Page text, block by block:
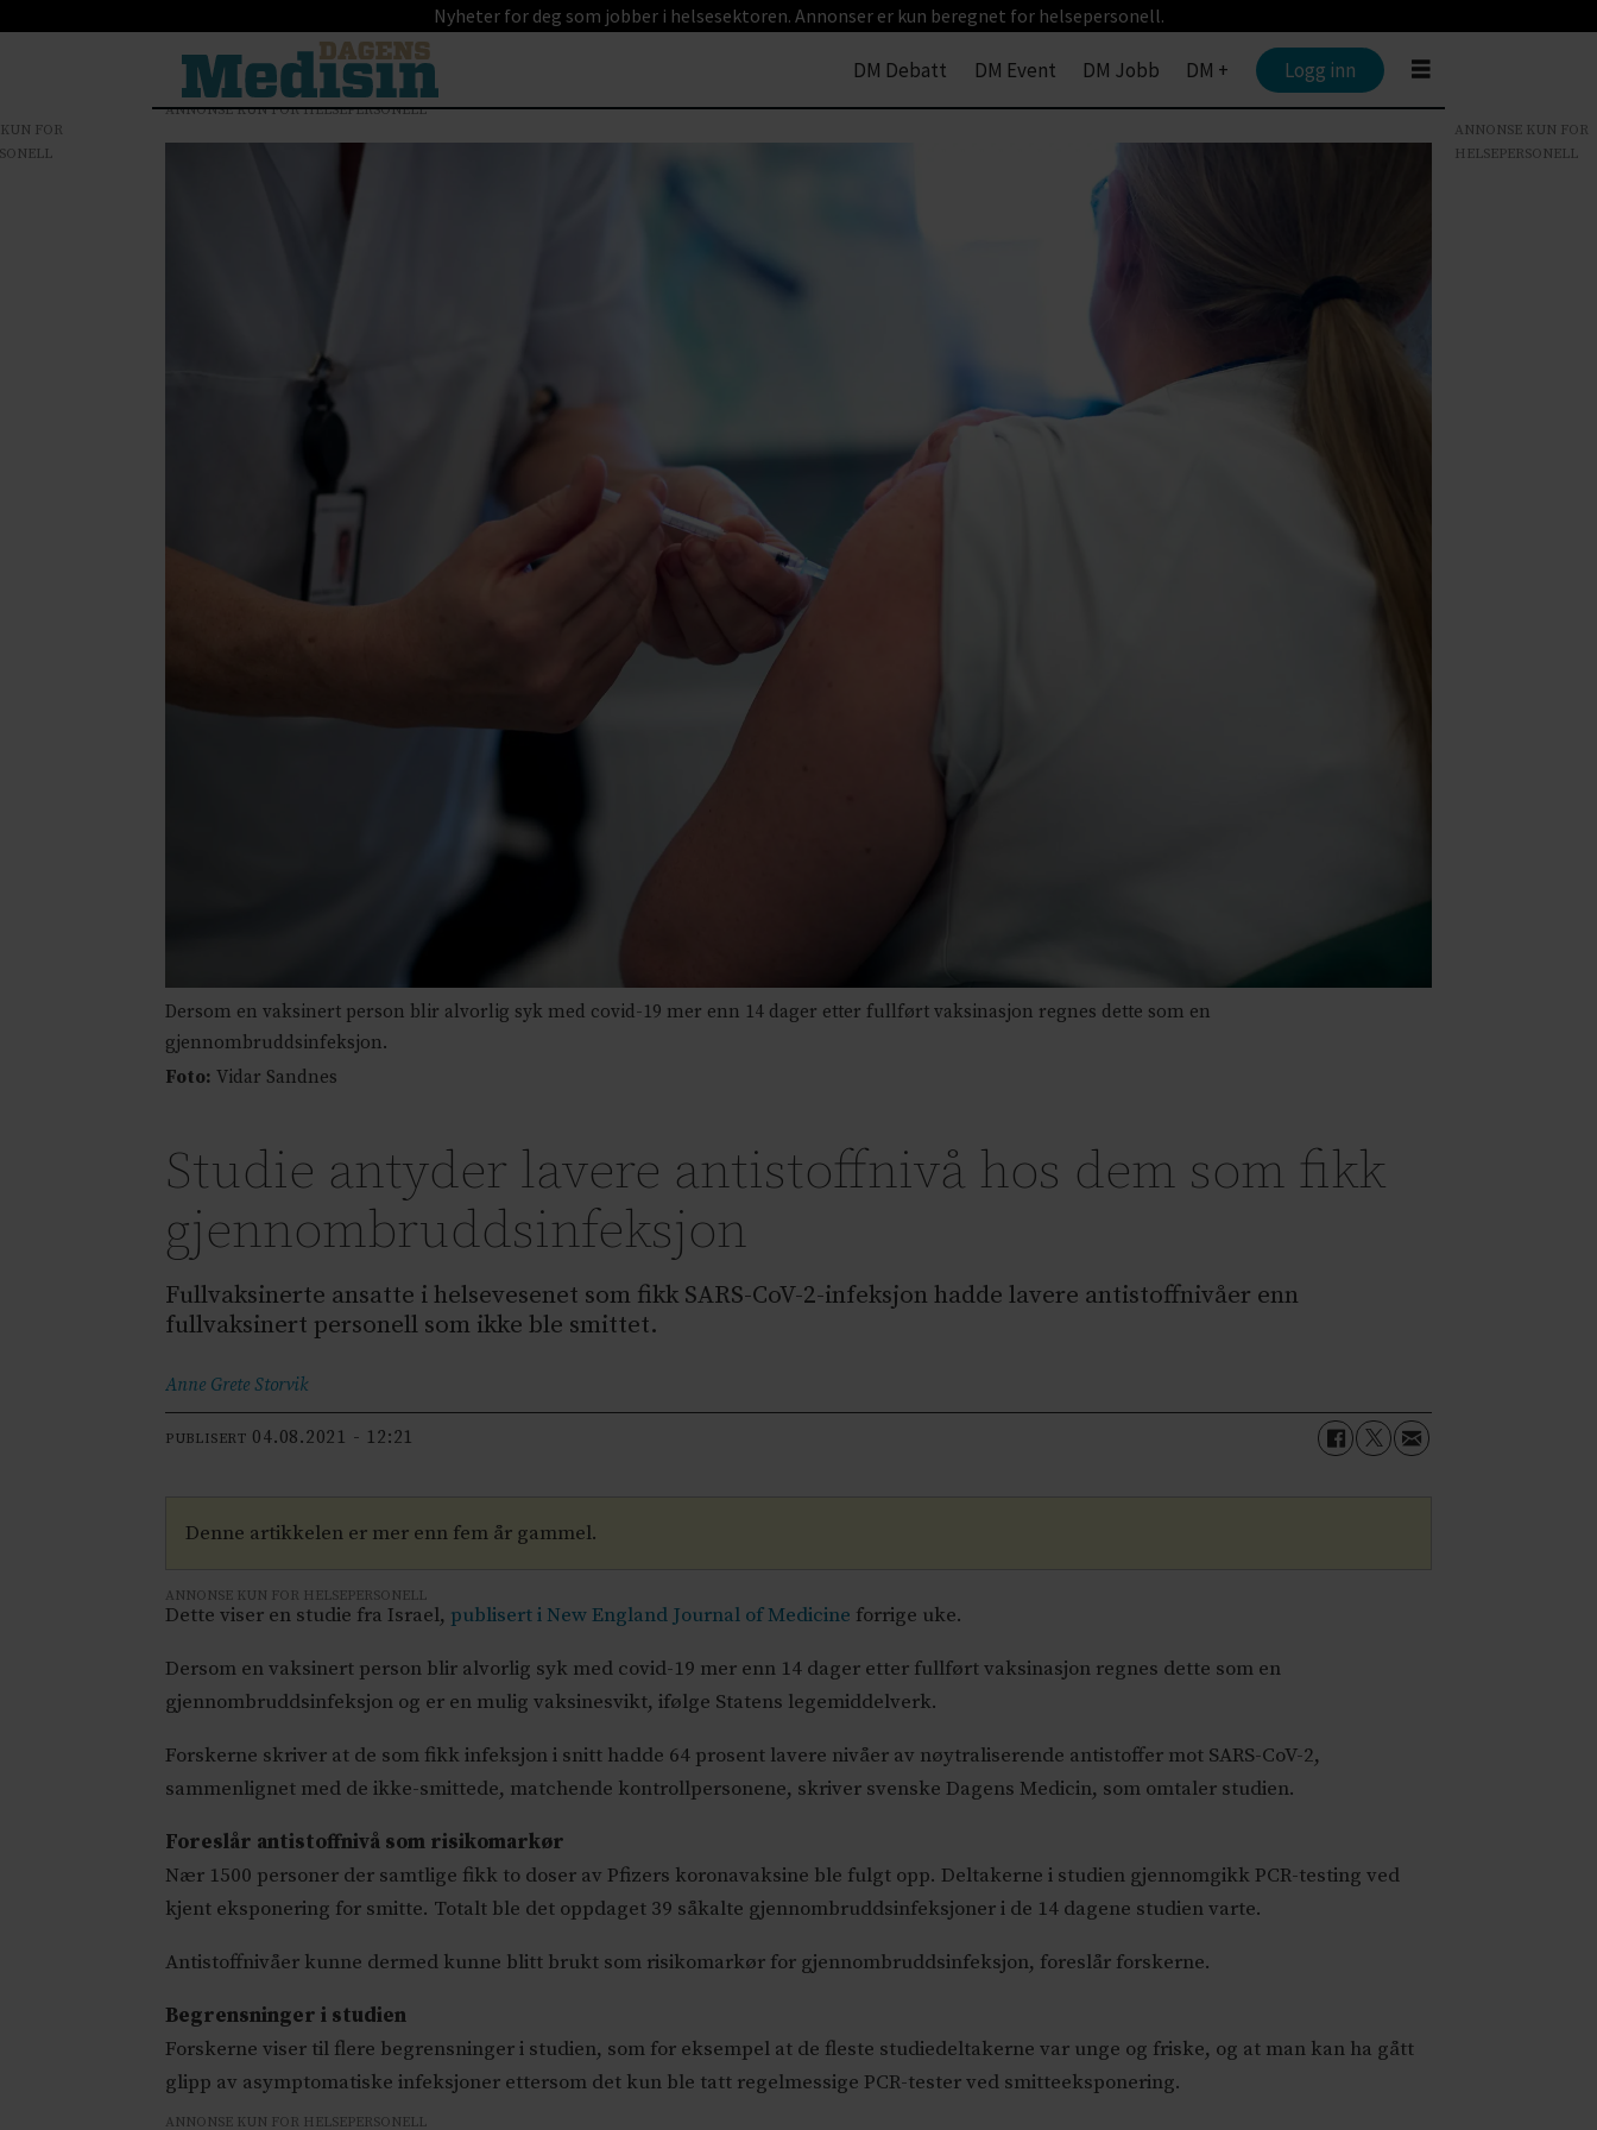
Nyheter for deg som jobber i helsesektoren. Annonser er kun beregnet for helsepersonell.
DM Debatt DM Event DM Jobb DM + Logg inn
ANNONSE KUN FOR HELSEPERSONELL
Dersom en vaksinert person blir alvorlig syk med covid-19 mer enn 14 dager etter fullført vaksinasjon regnes dette som en
gjennombruddsinfeksjon.
Foto: Vidar Sandnes
Studie antyder lavere antistoffnivå hos dem som fikk
gjennombruddsinfeksjon
Fullvaksinerte ansatte i helsevesenet som fikk SARS-CoV-2-infeksjon hadde lavere antistoffnivåer enn
fullvaksinert personell som ikke ble smittet.
Anne Grete Storvik
PUBLISERT 04.08.2021 - 12:21
Denne artikkelen er mer enn fem år gammel.
ANNONSE KUN FOR HELSEPERSONELL
Dette viser en studie fra Israel, publisert i New England Journal of Medicine forrige uke.
Dersom en vaksinert person blir alvorlig syk med covid-19 mer enn 14 dager etter fullført vaksinasjon regnes dette som en
gjennombruddsinfeksjon og er en mulig vaksinesvikt, ifølge Statens legemiddelverk.
Forskerne skriver at de som fikk infeksjon i snitt hadde 64 prosent lavere nivåer av nøytraliserende antistoffer mot SARS-CoV-2,
sammenlignet med de ikke-smittede, matchende kontrollpersonene, skriver svenske Dagens Medicin, som omtaler studien.
Foreslår antistoffnivå som risikomarkør
Nær 1500 personer der samtlige fikk to doser av Pfizers koronavaksine ble fulgt opp. Deltakerne i studien gjennomgikk PCR-testing ved
kjent eksponering for smitte. Totalt ble det oppdaget 39 såkalte gjennombruddsinfeksjoner i de 14 dagene studien varte.
Antistoffnivåer kunne dermed kunne blitt brukt som risikomarkør for gjennombruddsinfeksjon, foreslår forskerne.
Begrensninger i studien
Forskerne viser til flere begrensninger i studien, som for eksempel at de fleste studiedeltakerne var unge og friske, og at man kan ha gått
glipp av asymptomatiske infeksjoner ettersom det kun ble tatt regelmessige PCR-tester ved smitteeksponering.
ANNONSE KUN FOR HELSEPERSONELL
FOR
ANNONSE KUN FOR
HELSEPERSONELL